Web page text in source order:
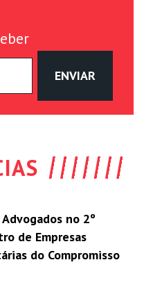
Advogados no 2º
de Empresas
do Compromisso